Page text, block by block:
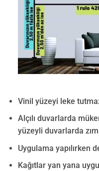
Vinil yüzeyi leke
Alçılı duvarlarda
yüzeyli duvarlarda
Uygulama yapılırken
Kağıtlar yan yana